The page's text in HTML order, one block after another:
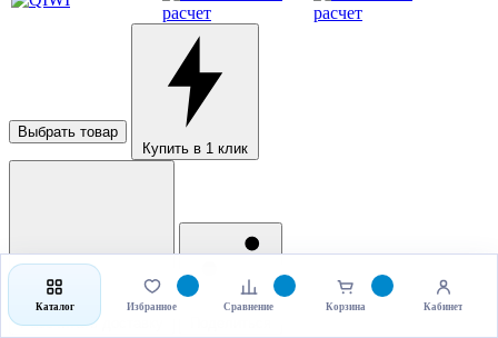
Выбрать товар
Купить в 1 клик
Рассчитать доставку
Каталог Избранное Сравнение Корзина Кабинет